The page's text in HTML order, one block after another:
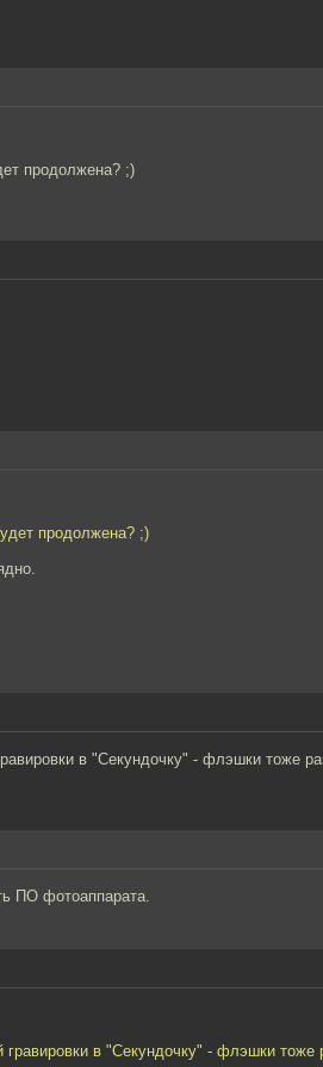
продолжена? ;)
продолжена? ;)
в "Секундочку" - флэшки тоже
ПО фотоаппарата.
гравировки в "Секундочку" - флэшки тоже